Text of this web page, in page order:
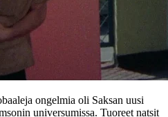
ongelmia oli Saksan uusi
universumissa. Tuoreet natsit